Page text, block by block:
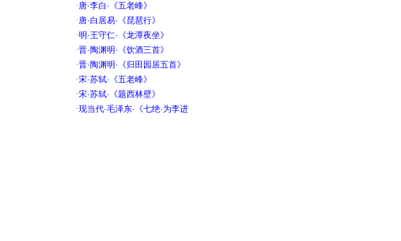
·唐·李白·《五老峰》
·唐·白居易·《琵琶行》
·明·王守仁·《龙潭夜坐》
·晋·陶渊明·《饮酒三首》
·晋·陶渊明·《归田园居五首》
·宋·苏轼·《五老峰》
·宋·苏轼·《题西林壁》
·现当代·毛泽东·《七绝·为李进